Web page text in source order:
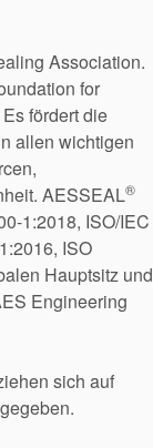
Association.
for
fördert die
allen wichtigen
AESSEAL®
1:2018, ISO/IEC
ISO
Hauptsitz und
Engineering
sich auf